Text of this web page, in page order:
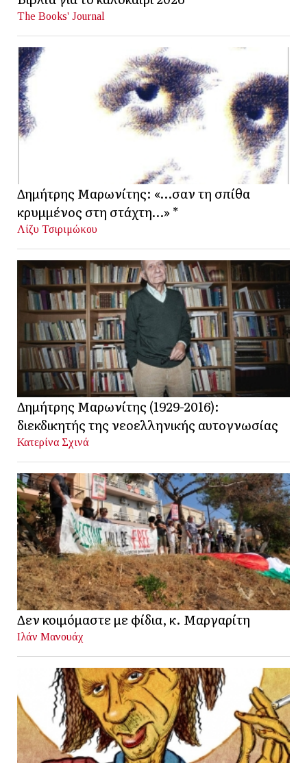
The Books' Journal
Δημήτρης Μαρωνίτης: «…σαν τη σπίθα
κρυμμένος στη στάχτη…» *
Λίζυ Τσιριμώκου
Δημήτρης Μαρωνίτης (1929-2016):
διεκδικητής της νεοελληνικής αυτογνωσίας
Κατερίνα Σχινά
Δεν κοιμόμαστε με φίδια, κ. Μαργαρίτη
Ιλάν Μανουάχ